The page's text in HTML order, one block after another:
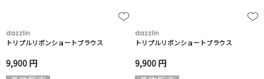
dazzlin
トリプルリボンショートブラウス
9,900 円
dazzlin
トリプルリボンショートブラウス
9,900 円